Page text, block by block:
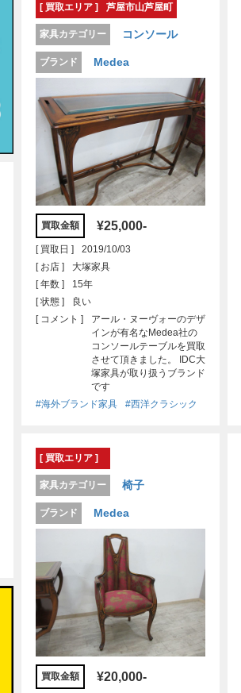
[ 買取エリア ] 芦屋市山芦屋町
家具カテゴリー コンソール
ブランド Medea
買取金額 ¥25,000-
[ 買取日 ]
2019/10/03
[ お店 ]
大塚家具
[ 年数 ]
15年
[ 状態 ]
良い
[ コメント ]
アール・ヌーヴォーのデザ
インが有名なMedea社の
コンソールテーブルを買取
させて頂きました。 IDC大
塚家具が取り扱うブランド
です
#海外ブランド家具
#西洋クラシック
[ 買取エリア ]
家具カテゴリー 椅子
ブランド Medea
買取金額 ¥20,000-